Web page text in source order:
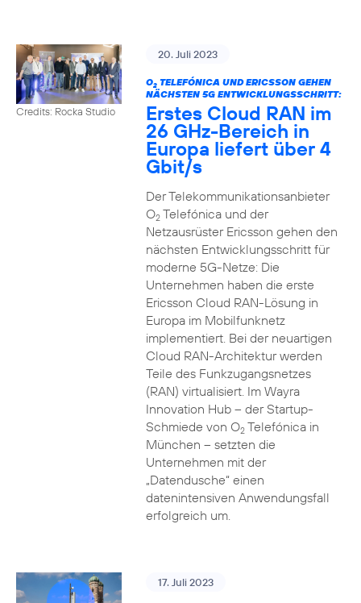
Credits: Rocka Studio
20. Juli 2023
O2TELEFÓNICA UND ERICSSON GEHEN
NÄCHSTEN 5G ENTWICKLUNGSSCHRITT:
Erstes Cloud RAN im
26 GHz-Bereich in
Europa liefert über 4
Gbit/s
Der Telekommunikationsanbieter
O2Telefónica und der
Netzausrüster Ericsson gehen den
nächsten Entwicklungsschritt für
moderne 5G-Netze: Die
Unternehmen haben die erste
Ericsson Cloud RAN-Lösung in
Europa im Mobilfunknetz
implementiert. Bei der neuartigen
Cloud RAN-Architektur werden
Teile des Funkzugangsnetzes
(RAN) virtualisiert. Im Wayra
Innovation Hub – der Startup-
Schmiede von O2Telefónica in
München – setzten die
Unternehmen mit der
„Datendusche“ einen
datenintensiven Anwendungsfall
erfolgreich um.
17. Juli 2023